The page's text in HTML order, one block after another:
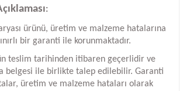
:
ürünü, üretim ve malzeme hatalarına
bir garanti ile korunmaktadır.
teslim tarihinden itibaren geçerlidir ve
belgesi ile birlikte talep edilebilir. Garanti
üretim ve malzeme hataları olarak